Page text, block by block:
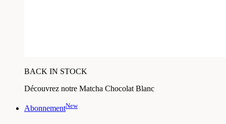
BACK IN STOCK
Découvrez notre Matcha Chocolat Blanc
AbonnementNew